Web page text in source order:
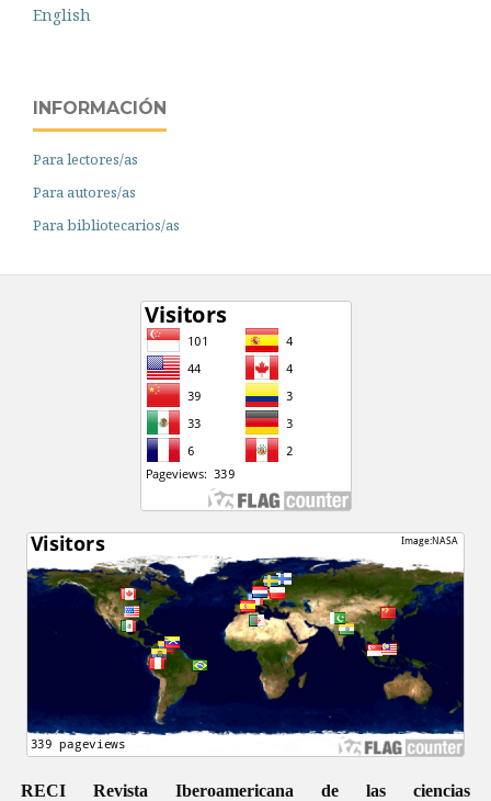
English
INFORMACIÓN
Para lectores/as
Para autores/as
Para bibliotecarios/as
RECI Revista Iberoamericana de las ciencias